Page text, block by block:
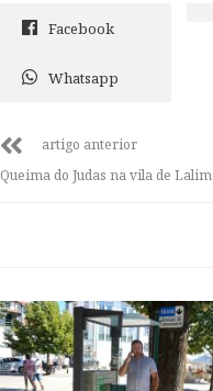
Facebook
Whatsapp
artigo anterior
Queima do Judas na vila de Lalim